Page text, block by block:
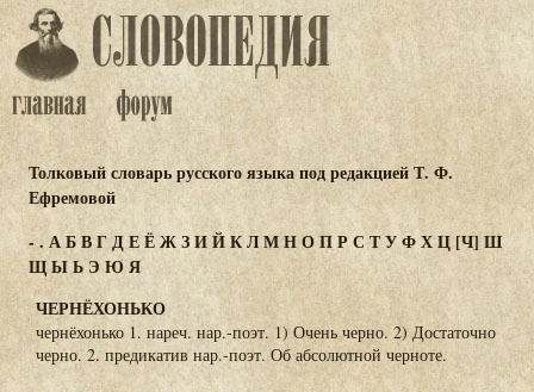
Толковый словарь русского языка под редакцией Т. Ф.
Ефремовой
- . АБВГДЕЁЖЗИЙКЛМНОПР С ТУФХЦ [Ч] Ш
ЩЫЬЭ ЮЯ
ЧЕРНЁХОНЬКО
чернёхонько 1. нареч. нар.-поэт. 1) Очень черно. 2) Достаточно
черно. 2. предикатив нар.-поэт. Об абсолютной черноте.